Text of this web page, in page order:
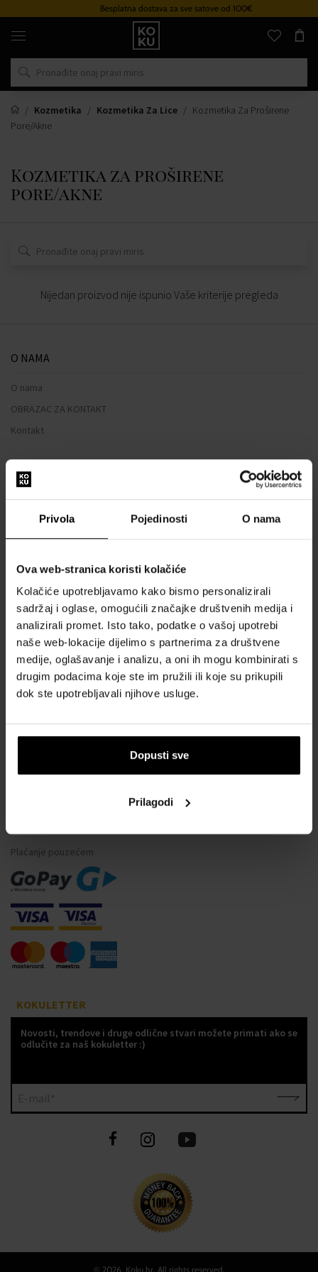
Privola Pojedinosti O nama
Ova web-stranica koristi kolačiće
Kolačiće upotrebljavamo kako bismo personalizirali
sadržaj i oglase, omogućili značajke društvenih medija i
analizirali promet. Isto tako, podatke o vašoj upotrebi
naše web-lokacije dijelimo s partnerima za društvene
medije, oglašavanje i analizu, a oni ih mogu kombinirati s
drugim podacima koje ste im pružili ili koje su prikupili
dok ste upotrebljavali njihove usluge.
Dopusti sve
Prilagodi
Besplatna dostava za sve satove od 100€
Originalni
parfemi
satovi
na
mjestu
Kozmetika
Kozmetika Za Lice
Kozmetika Za Proširene
Pore/akne
Kozmetika za proširene
pore/akne
Nijedan proizvod nije ispunio Vaše kriterije pregleda
O NAMA
O nama
OBRAZAC ZA KONTAKT
Kontakt
SVE O KUPNJI
Sustav vjernosti
Opći uvjeti poslovanja
OBRAZAC ZA REKLAMACIJU
Način dostave
Kada ću dobiti naručenu robu?
Zašto parfemi i satovi od nas?
Što je tester parfema?
Vodootpornost satova
Često postavljana pitanja
Zašto se registrirati?
Promjena pristanka za kolačiće
Plaćanje pouzećem
KOKULETTER
Novosti, trendove i druge odlične stvari možete primati ako se
odlučite za naš kokuletter :)
© 2026 Koku.hr, All rights reserved.